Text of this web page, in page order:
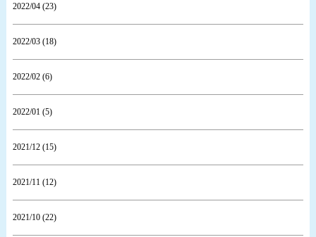
2022/04 (23)
2022/03 (18)
2022/02 (6)
2022/01 (5)
2021/12 (15)
2021/11 (12)
2021/10 (22)